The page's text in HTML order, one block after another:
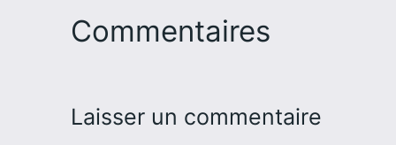
Commentaires
Laisser un commentaire